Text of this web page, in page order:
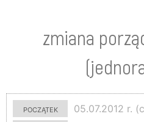
zmiana
początek
05.07.2012 r.